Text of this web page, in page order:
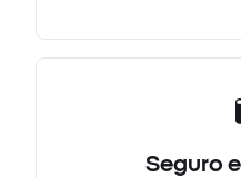
Seguro